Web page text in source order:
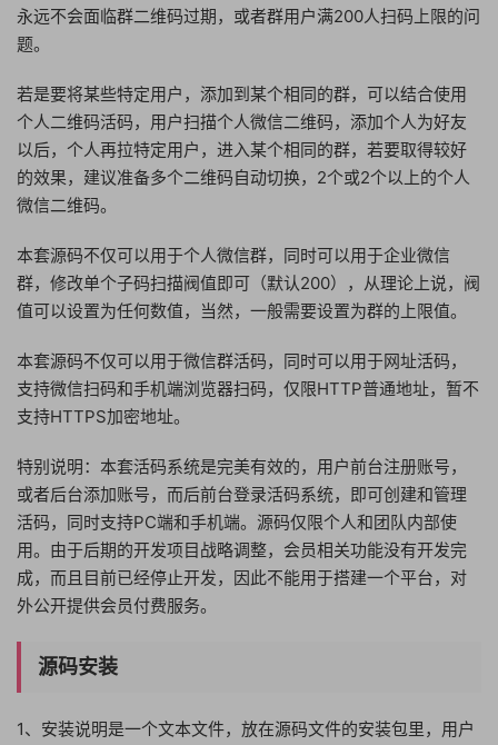
永远不会面临群二维码过期，或者群用户满200人扫码上限的问
题。
若是要将某些特定用户，添加到某个相同的群，可以结合使用
个人二维码活码，用户扫描个人微信二维码，添加个人为好友
以后，个人再拉特定用户，进入某个相同的群，若要取得较好
的效果，建议准备多个二维码自动切换，2个或2个以上的个人
微信二维码。
本套源码不仅可以用于个人微信群，同时可以用于企业微信
群，修改单个子码扫描阀值即可（默认200），从理论上说，阀
值可以设置为任何数值，当然，一般需要设置为群的上限值。
本套源码不仅可以用于微信群活码，同时可以用于网址活码，
支持微信扫码和手机端浏览器扫码，仅限HTTP普通地址，暂不
支持HTTPS加密地址。
特别说明：本套活码系统是完美有效的，用户前台注册账号，
或者后台添加账号，而后前台登录活码系统，即可创建和管理
活码，同时支持PC端和手机端。源码仅限个人和团队内部使
用。由于后期的开发项目战略调整，会员相关功能没有开发完
成，而且目前已经停止开发，因此不能用于搭建一个平台，对
外公开提供会员付费服务。
源码安装
1、安装说明是一个文本文件，放在源码文件的安装包里，用户